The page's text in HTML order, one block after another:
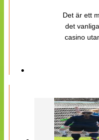
Det är ett
det
casino